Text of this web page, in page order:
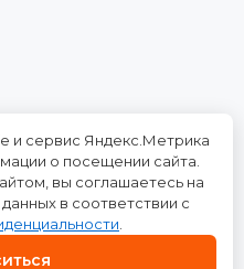
и сервис Яндекс.Метрика
о посещении сайта.
вы соглашаетесь на
в соответствии с